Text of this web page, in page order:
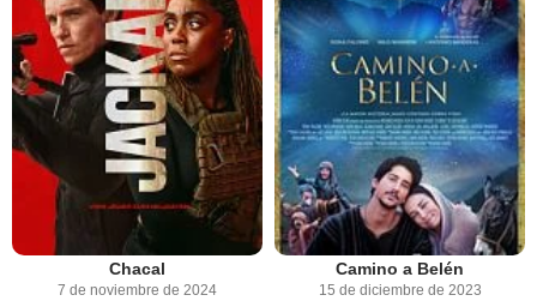
Chacal
7 de noviembre de 2024
Camino a Belén
15 de diciembre de 2023